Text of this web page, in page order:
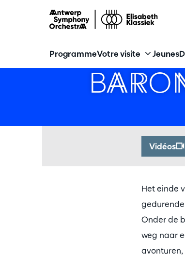
ProgrammeVotre visite Jeunes
Vidéos
Het einde
Onder de
weg naar
avonturen,